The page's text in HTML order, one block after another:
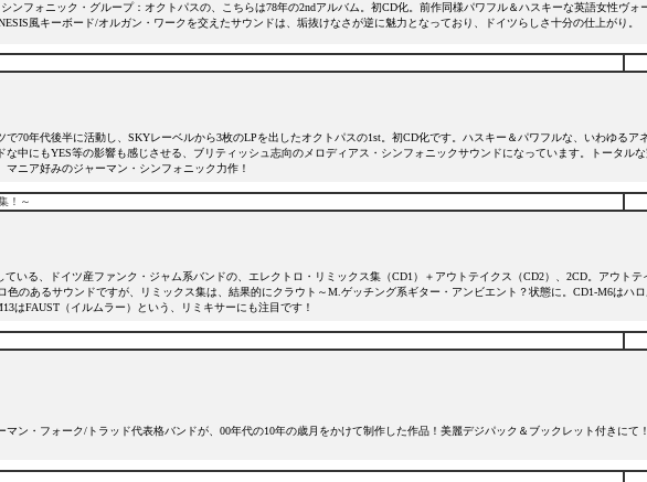
ンフォニック・グループ：オクトパスの、こちらは78年の2ndアルバム。初CD化。前作同様パワフル＆ハスキーな英語女性ヴォ
風キーボード/オルガン・ワークを交えたサウンドは、垢抜けなさが逆に魅力となっており、ドイツらしさ十分の仕上がり。
70年代後半に活動し、SKYレーベルから3枚のLPを出したオクトパスの1st。初CD化です。ハスキー＆パワフルな、いわゆるア
中にもYES等の影響も感じさせる、ブリティッシュ志向のメロディアス・シンフォニックサウンドになっています。トータル
ニア好みのジャーマン・シンフォニック力作！
！～
いる、ドイツ産ファンク・ジャム系バンドの、エレクトロ・リミックス集（CD1）＋アウトテイクス（CD2）、2CD。アウトテ
のあるサウンドですが、リミックス集は、結果的にクラウト～M.ゲッチング系ギター・アンビエント？状態に。CD1-M6はハ
はFAUST（イルムラー）という、リミキサーにも注目です！
ン・フォーク/トラッド代表格バンドが、00年代の10年の歳月をかけて制作した作品！美麗デジパック＆ブックレット付きにて！